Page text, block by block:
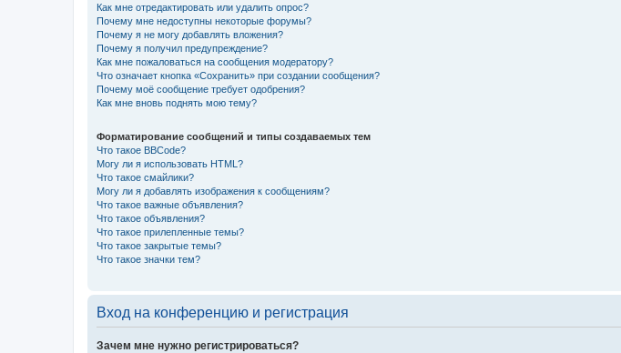
Как мне отредактировать или удалить опрос?
Почему мне недоступны некоторые форумы?
Почему я не могу добавлять вложения?
Почему я получил предупреждение?
Как мне пожаловаться на сообщения модератору?
Что означает кнопка «Сохранить» при создании сообщения?
Почему моё сообщение требует одобрения?
Как мне вновь поднять мою тему?
Форматирование сообщений и типы создаваемых тем
Что такое BBCode?
Могу ли я использовать HTML?
Что такое смайлики?
Могу ли я добавлять изображения к сообщениям?
Что такое важные объявления?
Что такое объявления?
Что такое прилепленные темы?
Что такое закрытые темы?
Что такое значки тем?
Вход на конференцию и регистрация
Зачем мне нужно регистрироваться?